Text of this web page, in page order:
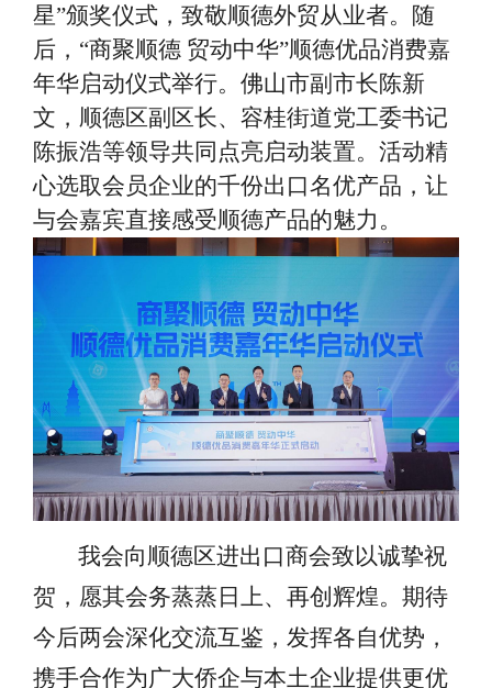
星”颁奖仪式，致敬顺德外贸从业者。随
后，“商聚顺德 贸动中华”顺德优品消费嘉
年华启动仪式举行。佛山市副市长陈新
文，顺德区副区长、容桂街道党工委书记
陈振浩等领导共同点亮启动装置。活动精
心选取会员企业的千份出口名优产品，让
与会嘉宾直接感受顺德产品的魅力。
我会向顺德区进出口商会致以诚挚祝
贺，愿其会务蒸蒸日上、再创辉煌。期待
今后两会深化交流互鉴，发挥各自优势，
携手合作为广大侨企与本土企业提供更优